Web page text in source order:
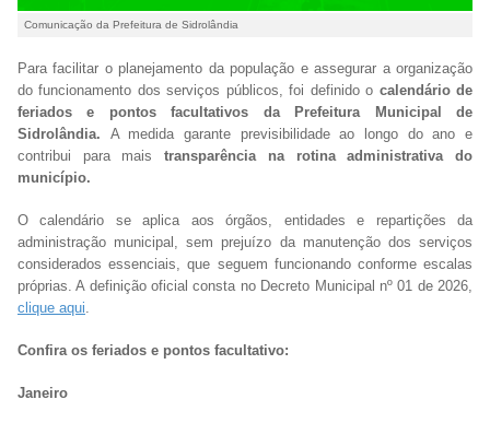
Comunicação da Prefeitura de Sidrolândia
Para facilitar o planejamento da população e assegurar a organização
do funcionamento dos serviços públicos, foi definido o calendário de
feriados e pontos facultativos da Prefeitura Municipal de
Sidrolândia. A medida garante previsibilidade ao longo do ano e
contribui para mais transparência na rotina administrativa do
município.
O calendário se aplica aos órgãos, entidades e repartições da
administração municipal, sem prejuízo da manutenção dos serviços
considerados essenciais, que seguem funcionando conforme escalas
próprias. A definição oficial consta no Decreto Municipal nº 01 de 2026,
clique aqui.
Confira os feriados e pontos facultativo:
Janeiro